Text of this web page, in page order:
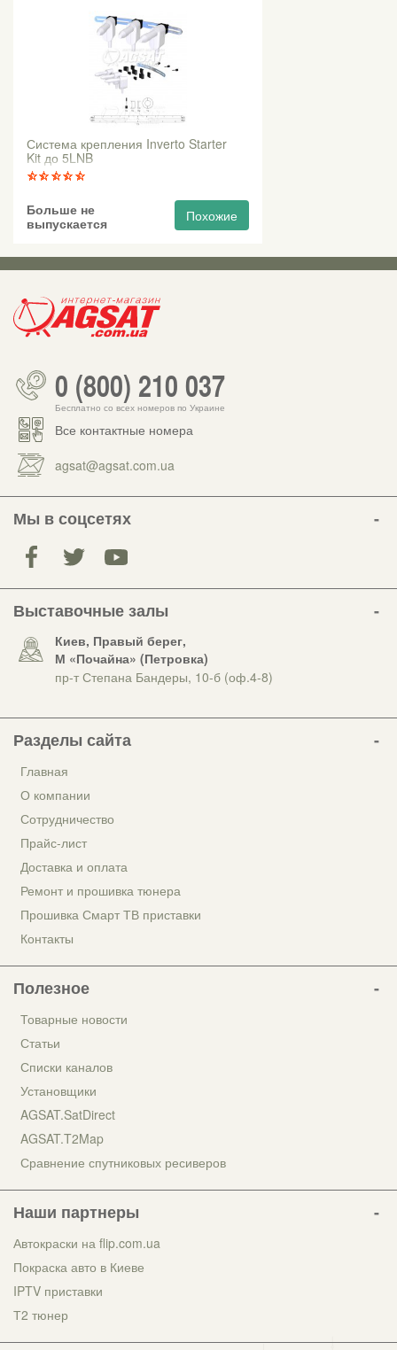
Система крепления Inverto Starter
Kit до 5LNB
Больше не
выпускается
Похожие
0 (800) 210 037
Бесплатно со всех номеров по Украине
Все контактные номера
agsat@agsat.com.ua
Мы в соцсетях
Выставочные залы
Киев, Правый берег,
М «Почайна» (Петровка)
пр-т Степана Бандеры, 10-б (оф.4-8)
Разделы сайта
Главная
О компании
Сотрудничество
Прайс-лист
Доставка и оплата
Ремонт и прошивка тюнера
Прошивка Смарт ТВ приставки
Контакты
Полезное
Товарные новости
Статьи
Списки каналов
Установщики
AGSAT.SatDirect
AGSAT.T2Map
Сравнение спутниковых ресиверов
Наши партнеры
Автокраски на flip.com.ua
Покраска авто в Киеве
IPTV приставки
Т2 тюнер